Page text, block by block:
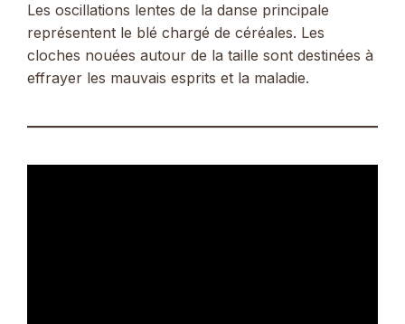
Les oscillations lentes de la danse principale
représentent le blé chargé de céréales. Les
cloches nouées autour de la taille sont destinées à
effrayer les mauvais esprits et la maladie.